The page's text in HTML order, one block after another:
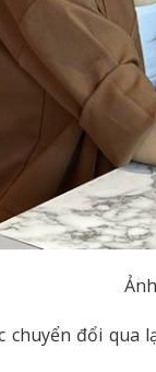
chuyển đổi qua